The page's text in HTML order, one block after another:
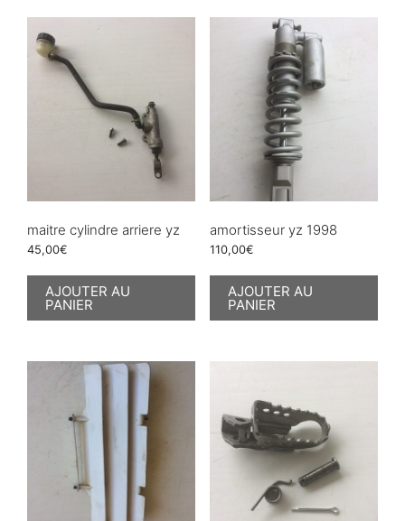
maitre cylindre arriere yz
45,00€
AJOUTER AU
PANIER
amortisseur yz 1998
110,00€
AJOUTER AU
PANIER